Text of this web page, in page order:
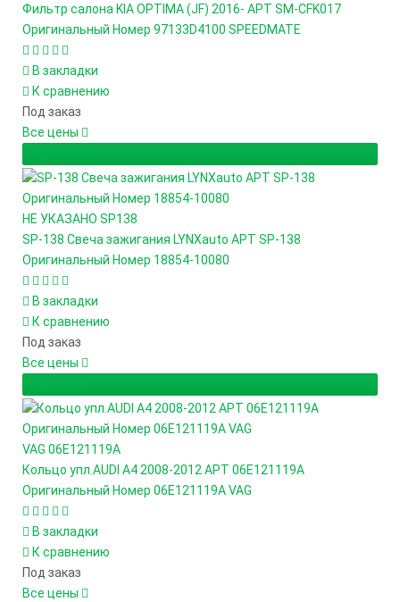
Фильтр салона KIA OPTIMA (JF) 2016- АРТ SM-CFK017
Оригинальный Номер 97133D4100 SPEEDMATE
В закладки
К сравнению
Под заказ
Все цены
НЕ УКАЗАНО SP138
SP-138 Свеча зажигания LYNXauto АРТ SP-138
Оригинальный Номер 18854-10080
В закладки
К сравнению
Под заказ
Все цены
VAG 06E121119A
Кольцо упл.AUDI A4 2008-2012 АРТ 06E121119A
Оригинальный Номер 06E121119A VAG
В закладки
К сравнению
Под заказ
Все цены